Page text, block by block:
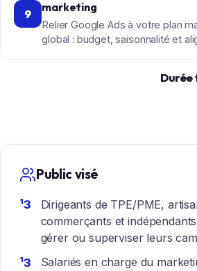
9
marketing
Relier Google Ads à votre plan
global : budget, saisonnalité et
Durée
Public visé
Dirigeants de TPE/PME,
commerçants et
gérer ou superviser leurs
Salariés en charge du